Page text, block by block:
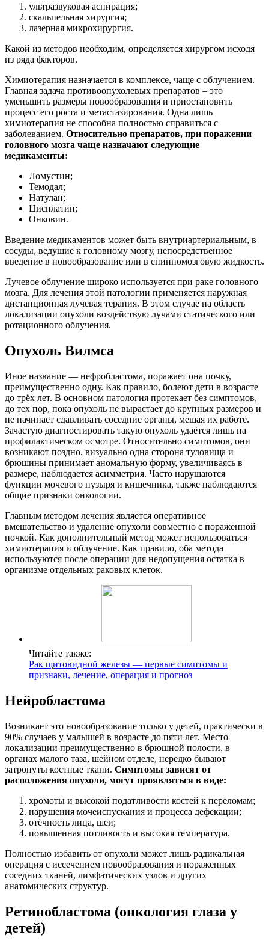
ультразвуковая аспирация;
скальпельная хирургия;
лазерная микрохирургия.
Какой из методов необходим, определяется хирургом исходя
из ряда факторов.
Химиотерапия назначается в комплексе, чаще с облучением.
Главная задача противоопухолевых препаратов – это
уменьшить размеры новообразования и приостановить
процесс его роста и метастазирования. Одна лишь
химиотерапия не способна полностью справиться с
заболеванием. Относительно препаратов, при поражении
головного мозга чаще назначают следующие
медикаменты:
Ломустин;
Темодал;
Натулан;
Цисплатин;
Онковин.
Введение медикаментов может быть внутриартериальным, в
сосуды, ведущие к головному мозгу, непосредственное
введение в новообразование или в спинномозговую жидкость.
Лучевое облучение широко используется при раке головного
мозга. Для лечения этой патологии применяется наружная
дистанционная лучевая терапия. В этом случае на область
локализации опухоли воздействую лучами статического или
ротационного облучения.
Опухоль Вилмса
Иное название — нефробластома, поражает она почку,
преимущественно одну. Как правило, болеют дети в возрасте
до трёх лет. В основном патология протекает без симптомов,
до тех пор, пока опухоль не вырастает до крупных размеров и
не начинает сдавливать соседние органы, мешая их работе.
Зачастую диагностировать такую опухоль удаётся лишь на
профилактическом осмотре. Относительно симптомов, они
возникают поздно, визуально одна сторона туловища и
брюшины принимает аномальную форму, увеличиваясь в
размере, наблюдается асимметрия. Часто нарушаются
функции мочевого пузыря и кишечника, также наблюдаются
общие признаки онкологии.
Главным методом лечения является оперативное
вмешательство и удаление опухоли совместно с пораженной
почкой. Как дополнительный метод может использоваться
химиотерапия и облучение. Как правило, оба метода
используются после операции для недопущения остатка в
организме отдельных раковых клеток.
Читайте также:
Рак щитовидной железы — первые симптомы и
признаки, лечение, операция и прогноз
Нейробластома
Возникает это новообразование только у детей, практически в
90% случаев у малышей в возрасте до пяти лет. Место
локализации преимущественно в брюшной полости, в
органах малого таза, шейном отделе, нередко бывают
затронуты костные ткани. Симптомы зависят от
расположения опухоли, могут проявляться в виде:
хромоты и высокой податливости костей к переломам;
нарушения мочеиспускания и процесса дефекации;
отёчность лица, шеи;
повышенная потливость и высокая температура.
Полностью избавить от опухоли может лишь радикальная
операция с иссечением новообразования и пораженных
соседних тканей, лимфатических узлов и других
анатомических структур.
Ретинобластома (онкология глаза у
детей)